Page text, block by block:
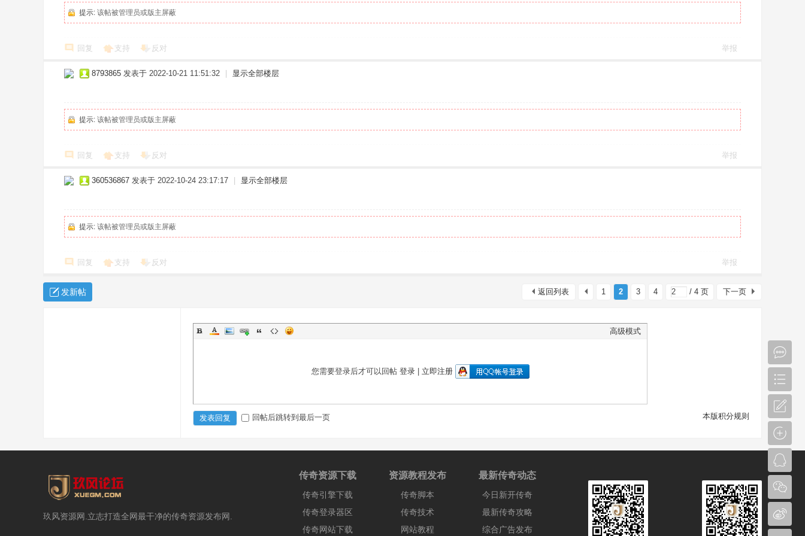
提示: 该帖被管理员或版主屏蔽
回复 支持 反对 举报
8793865 发表于 2022-10-21 11:51:32 显示全部楼层
提示: 该帖被管理员或版主屏蔽
回复 支持 反对 举报
360536867 发表于 2022-10-24 23:17:17 显示全部楼层
提示: 该帖被管理员或版主屏蔽
回复 支持 反对 举报
1 2 3 4 / 4 页 下一页
返回列表
发新帖
高级模式
您需要登录后才可以回帖 登录| 立即注册
本版积分规则
发表回复 回帖后跳转到最后一页
玖风资源网.立志打造全网最干净的传奇资源发布网.
传奇资源下载
传奇引擎下载
传奇登录器区
传奇网站下载
资源教程发布
传奇脚本
传奇技术
网站教程
最新传奇动态
今日新开传奇
最新传奇攻略
综合广告发布